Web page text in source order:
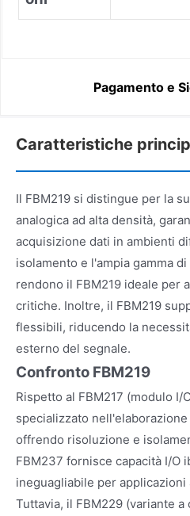
Pagamento e
Caratteristiche
Il FBM219 si distingue per la
analogica ad alta densità,
acquisizione dati in ambienti
isolamento e l'ampia gamma
rendono il FBM219 ideale per
critiche. Inoltre, il FBM219
flessibili, riducendo la
esterno del segnale.
Confronto FBM219
Rispetto al FBM217 (modulo I/
specializzato
offrendo risoluzione e
FBM237 fornisce capacità I/O
ineguagliabile per
Tuttavia, il FBM229 (variante